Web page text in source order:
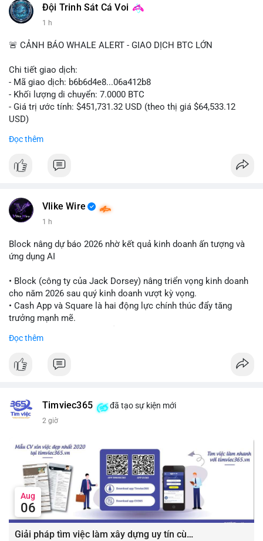
#binancesquare #cryptonews #digitalassetmarketclarityact
#regulation
$btc $eth
#vlikevn #titanbot
📰 Nguồn: CoinDesk
Đội Trinh Sát Cá Voi
1 h
🚨 CẢNH BÁO WHALE ALERT - GIAO DỊCH BTC LỚN
Chi tiết giao dịch:
- Mã giao dịch: b6b6d4e8...06a412b8
- Khối lượng di chuyển: 7.0000 BTC
- Giá trị ước tính: $451,731.32 USD (theo thị giá $64,533.12
USD)
Cá voi chuyển 7 BTC trị giá hơn 451 nghìn USD từ một địa chỉ
tiếp lên thị trường. Với mức giá hiện tại, động thái này thiên về
khả năng tái phân bổ danh mục đầu tư hoặc chuẩn bị thanh
hưởng nhẹ, nhưng không đủ để gây biến động mạnh.
Theo dõi thêm các giao dịch lớn liên tiếp trong 24 giờ tới. Nếu
xuất hiện chuỗi chuyển tiền lên sàn, cần thận trọng trước nguy
cơ điều chỉnh. Tránh hành động theo cảm xúc khi chưa xác
nhận đầy đủ dòng tiền.
#7btc #chuyenvilanh
Đọc thêm
Vlike Wire
1 h
Block nâng dự báo 2026 nhờ kết quả kinh doanh ấn tượng và
ứng dụng AI
• Block (công ty của Jack Dorsey) nâng triển vọng kinh doanh
cho năm 2026 sau quý kinh doanh vượt kỳ vọng.
• Cash App và Square là hai động lực chính thúc đẩy tăng
trưởng mạnh mẽ.
quy trình phát triển phần mềm.
#block #fintech
#vlikevn #titanbot
📰 Nguồn: Cointelegraph
Đọc thêm
Timviec365 đã tạo sự kiện mới
2 giờ
Aug
06
Giải pháp tìm việc làm xây dựng uy tín cùng mức lương thưởng hấp dẫn ?️